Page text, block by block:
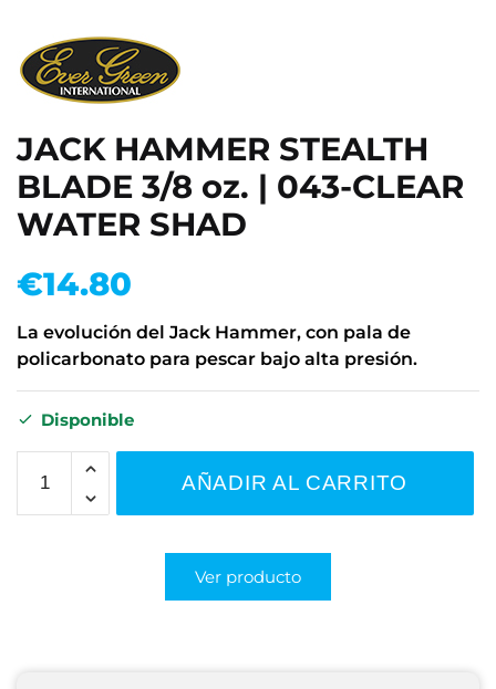
JACK HAMMER STEALTH
BLADE 3/8 oz. | 043-CLEAR
WATER SHAD
€14.80
La evolución del Jack Hammer, con pala de
policarbonato para pescar bajo alta presión.
Disponible
AÑADIR AL CARRITO
Ver producto